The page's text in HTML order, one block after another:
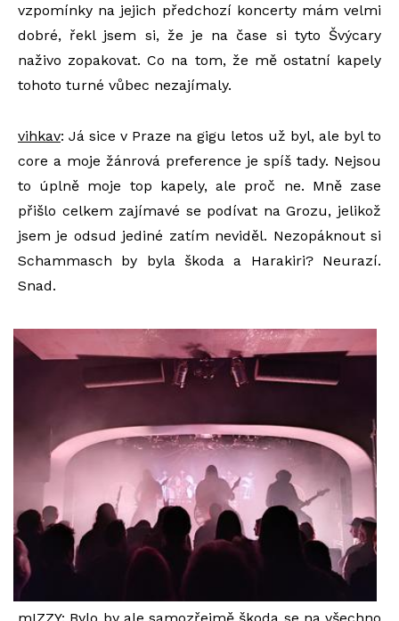
vzpomínky na jejich předchozí koncerty mám velmi
dobré, řekl jsem si, že je na čase si tyto Švýcary
naživo zopakovat. Co na tom, že mě ostatní kapely
tohoto turné vůbec nezajímaly.
vihkav: Já sice v Praze na gigu letos už byl, ale byl to
core a moje žánrová preference je spíš tady. Nejsou
to úplně moje top kapely, ale proč ne. Mně zase
přišlo celkem zajímavé se podívat na Grozu, jelikož
jsem je odsud jediné zatím neviděl. Nezopáknout si
Schammasch by byla škoda a Harakiri? Neurazí.
Snad.